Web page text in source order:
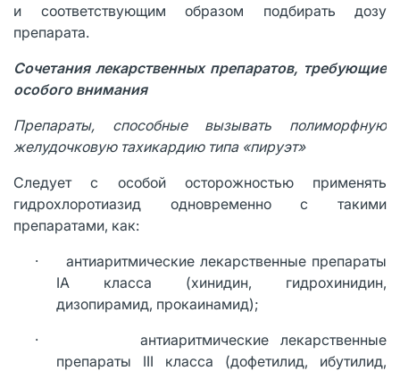
и соответствующим образом подбирать дозу
препарата.
Сочетания лекарственных препаратов, требующие
особого внимания
Препараты, способные вызывать полиморфную
желудочковую тахикардию типа «пируэт»
Следует с особой осторожностью применять
гидрохлоротиазид одновременно с такими
препаратами, как:
· антиаритмические лекарственные препараты
IA класса (хинидин, гидрохинидин,
дизопирамид, прокаинамид);
· антиаритмические лекарственные
препараты III класса (дофетилид, ибутилид,